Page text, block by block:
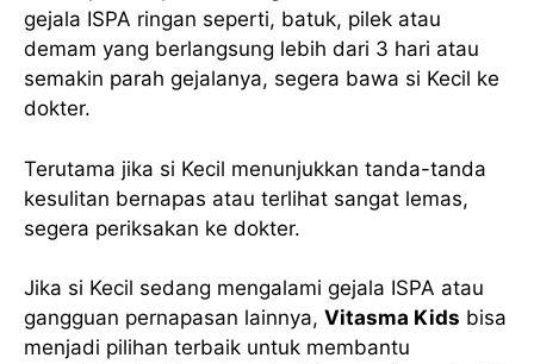
gejala ISPA ringan seperti, batuk, pilek atau
demam yang berlangsung lebih dari 3 hari atau
semakin parah gejalanya, segera bawa si Kecil ke
dokter.
Terutama jika si Kecil menunjukkan tanda-tanda
kesulitan bernapas atau terlihat sangat lemas,
segera periksakan ke dokter.
Jika si Kecil sedang mengalami gejala ISPA atau
gangguan pernapasan lainnya, Vitasma Kids bisa
menjadi pilihan terbaik untuk membantu